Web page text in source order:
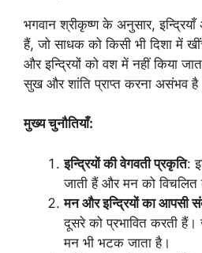
भगवान श्रीकृष्ण के अनुसार,
हैं, जो साधक को किसी भी दिशा में
और इन्द्रियों को वश में नहीं किया
सुख और शांति प्राप्त करना असंभव
मुख्य चुनौतियाँ:
इन्द्रियों की वेगवती प्रकृति:
जाती हैं और मन को विचलित
मन और इन्द्रियों का आपसी
दूसरे को प्रभावित करती हैं।
मन भी भटक जाता है।